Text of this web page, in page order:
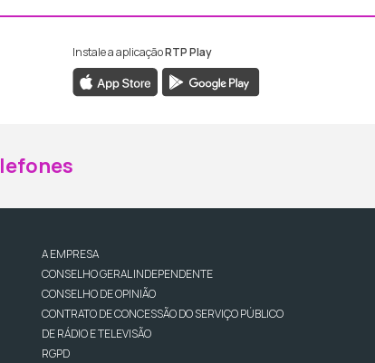
da RTP Madeira
da RTP Madeira
Instale a aplicaçãoRTP Play
A EMPRESA
CONSELHO GERAL INDEPENDENTE
CONSELHO DE OPINIÃO
CONTRATO DE CONCESSÃO DO SERVIÇO PÚBLICO
DE RÁDIO E TELEVISÃO
RGPD